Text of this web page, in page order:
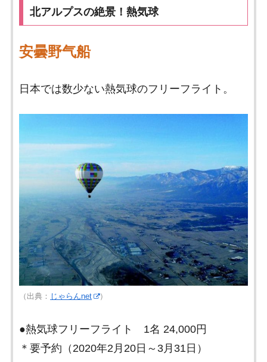
北アルプスの絶景！熱気球
安曇野气船
日本では数少ない熱気球のフリーフライト。
（出典： じゃらんnet ）
●熱気球フリーフライト 1名 24,000円
＊要予約（2020年2月20日～3月31日）